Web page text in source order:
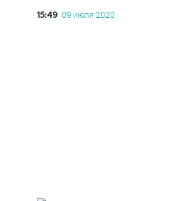
15:49 09 июля 2020